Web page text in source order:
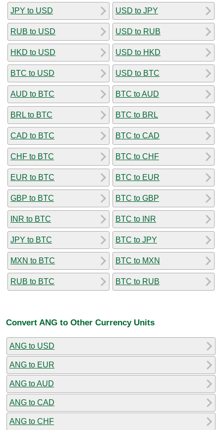
JPY to USD
RUB to USD
HKD to USD
BTC to USD
AUD to BTC
BRL to BTC
CAD to BTC
CHF to BTC
EUR to BTC
GBP to BTC
INR to BTC
JPY to BTC
MXN to BTC
RUB to BTC
USD to JPY
USD to RUB
USD to HKD
USD to BTC
BTC to AUD
BTC to BRL
BTC to CAD
BTC to CHF
BTC to EUR
BTC to GBP
BTC to INR
BTC to JPY
BTC to MXN
BTC to RUB
Convert ANG to Other Currency Units
ANG to USD
ANG to EUR
ANG to AUD
ANG to CAD
ANG to CHF